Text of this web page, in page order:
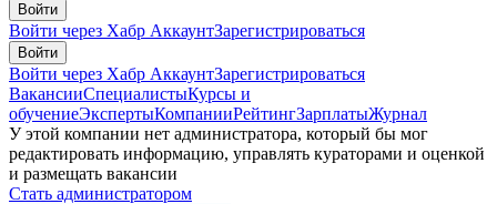
Войти
Войти через Хабр АккаунтЗарегистрироваться
Войти
Войти через Хабр АккаунтЗарегистрироваться
ВакансииСпециалистыКурсы и
обучениеЭкспертыКомпанииРейтингЗарплатыЖурнал
У этой компании нет администратора, который бы мог
редактировать информацию, управлять кураторами и оценкой
и размещать вакансии
Стать администратором